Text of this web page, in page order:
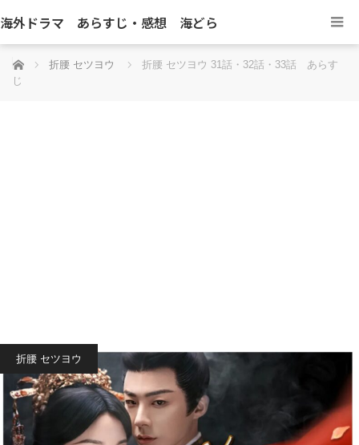
海外ドラマ あらすじ・感想 海どら
ホーム 折腰 セツヨウ
折腰 セツヨウ 31話・32話・33話 あらす
じ
折腰 セツヨウ